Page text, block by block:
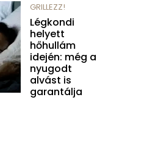
GRILLEZZ!
Légkondi
helyett
hőhullám
idején: még a
nyugodt
alvást is
garantálja